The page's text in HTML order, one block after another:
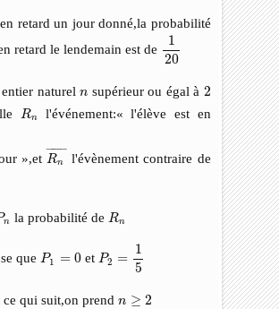
retard un jour donné,la probabilité
retard le lendemain est de
1
20
20
natureln
n supérieur ou égal à 2
2
Rn
Rn
l'événement:« l'élève est en
»,et ¯¯¯¯¯¯¯
Rn
Rn¯
l'évènement contraire de
n
n la probabilité de Rn
Rn
que P1 = 0
P1 et P2 =
1
5
ce qui suit,on prendn ≥ 2
≥2